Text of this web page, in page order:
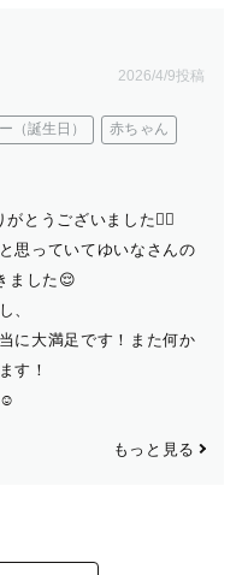
2026/4/9投稿
（誕生日） 赤ちゃん
とうございました🙂‍↕️
思っていてゆいなさんの
ました😌
、
に大満足です！また何か
す！
☺️
もっと見る